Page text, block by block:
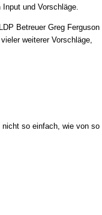
und Vorschläge.
Betreuer Greg Ferguson
weiterer Vorschläge,
so einfach, wie von so